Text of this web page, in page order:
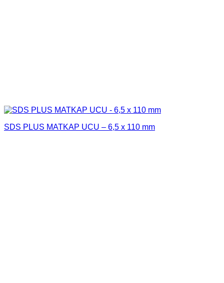
SDS PLUS MATKAP UCU – 6,5 x 110 mm